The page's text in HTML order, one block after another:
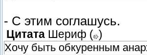
- С этим соглашусь.
Цитата Шериф ( )
Хочу быть обкуренным